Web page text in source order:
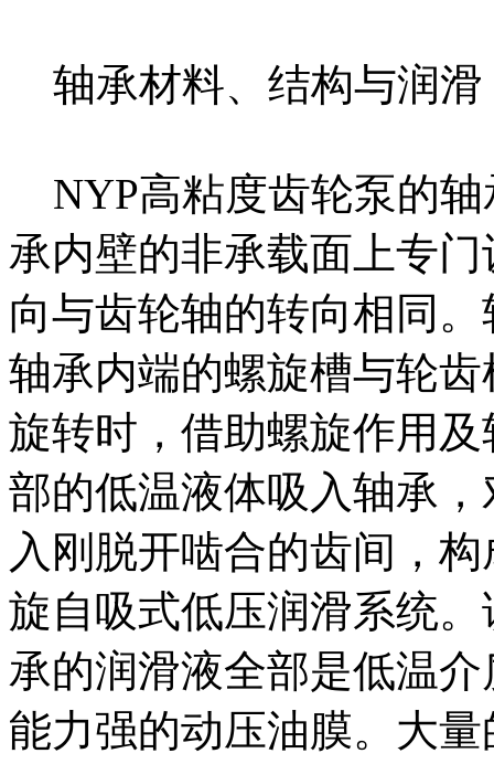
轴承材料、结构与润滑
NYP高粘度齿轮泵的轴
承内壁的非承载面上专
向与齿轮轴的转向相同
轴承内端的螺旋槽与轮
旋转时，借助螺旋作用
部的低温液体吸入轴承
入刚脱开啮合的齿间，
旋自吸式低压润滑系统
承的润滑液全部是低温
能力强的动压油膜。大